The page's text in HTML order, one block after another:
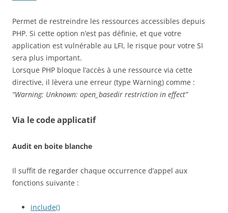
Permet de restreindre les ressources accessibles depuis
PHP. Si cette option n’est pas définie, et que votre
application est vulnérable au LFI, le risque pour votre SI
sera plus important.
Lorsque PHP bloque l’accès à une ressource via cette
directive, il lèvera une erreur (type Warning) comme :
“Warning: Unknown: open_basedir restriction in effect”
Via le code applicatif
Audit en boite blanche
Il suffit de regarder chaque occurrence d’appel aux
fonctions suivante :
include()